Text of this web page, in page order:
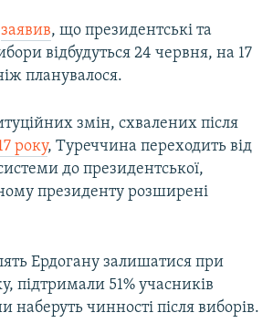
заявив, що президентські та
відбудуться 24 червня, на 17
планувалося.
змін, схвалених після
року, Туреччина переходить від
до президентської,
президенту розширені
Ердогану залишатися при
підтримали 51% учасників
наберуть чинності після виборів.